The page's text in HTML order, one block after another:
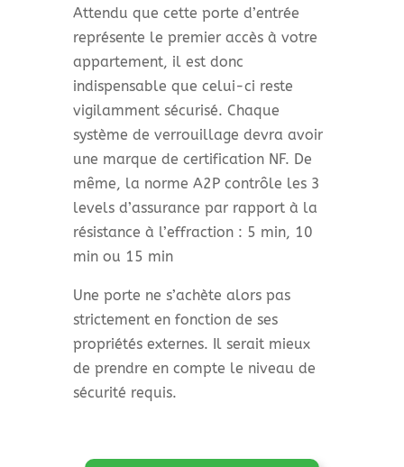
Attendu que cette porte d’entrée
représente le premier accès à votre
appartement, il est donc
indispensable que celui-ci reste
vigilamment sécurisé. Chaque
système de verrouillage devra avoir
une marque de certification NF. De
même, la norme A2P contrôle les 3
levels d’assurance par rapport à la
résistance à l’effraction : 5 min, 10
min ou 15 min
Une porte ne s’achète alors pas
strictement en fonction de ses
propriétés externes. Il serait mieux
de prendre en compte le niveau de
sécurité requis.